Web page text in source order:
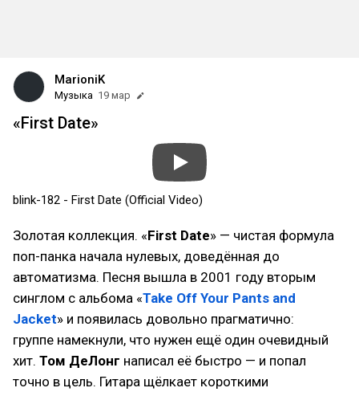
MarioniK
Музыка 19 мар
«First Date»
blink-182 - First Date (Official Video)
Золотая коллекция. «First Date» — чистая формула
поп-панка начала нулевых, доведённая до
автоматизма. Песня вышла в 2001 году вторым
синглом с альбома «Take Off Your Pants and
Jacket» и появилась довольно прагматично:
группе намекнули, что нужен ещё один очевидный
хит. Том ДеЛонг написал её быстро — и попал
точно в цель. Гитара щёлкает короткими